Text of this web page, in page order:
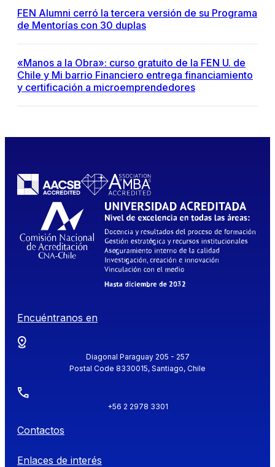
FEN Alumni cerró la tercera versión de su Programa
de Mentorías con 30 duplas
«Manos a la Obra»: curso gratuito de la FEN U. de
Chile y Mi barrio Financiero entrega financiamiento
y certificación a microemprendedores
Encuéntranos en
Diagonal Paraguay 205 - 257
Postal Code 8330015, Santiago, Chile
+56 2 2978 3301
Contactos
Enlaces de interés